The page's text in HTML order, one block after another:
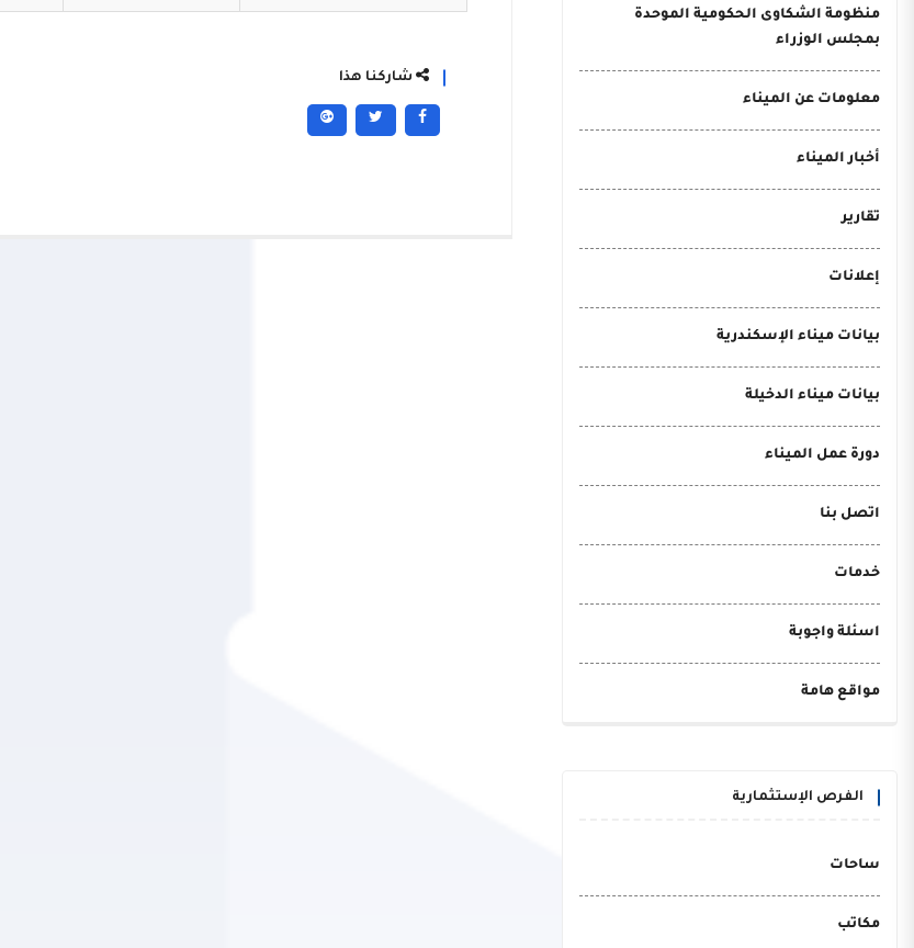
منظومة الشكاوى الحكومية الموحدة
بمجلس الوزراء
معلومات عن الميناء
أخبار الميناء
تقارير
إعلانات
بيانات ميناء الإسكندرية
بيانات ميناء الدخيلة
دورة عمل الميناء
اتصل بنا
خدمات
اسئلة واجوبة
مواقع هامة
الفرص الإستثمارية
ساحات
مكاتب
شاركنا هذا